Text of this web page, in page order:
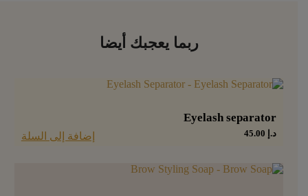
ربما يعجبك أيضا
Eyelash separator
د.إ إضافة إلى السلة